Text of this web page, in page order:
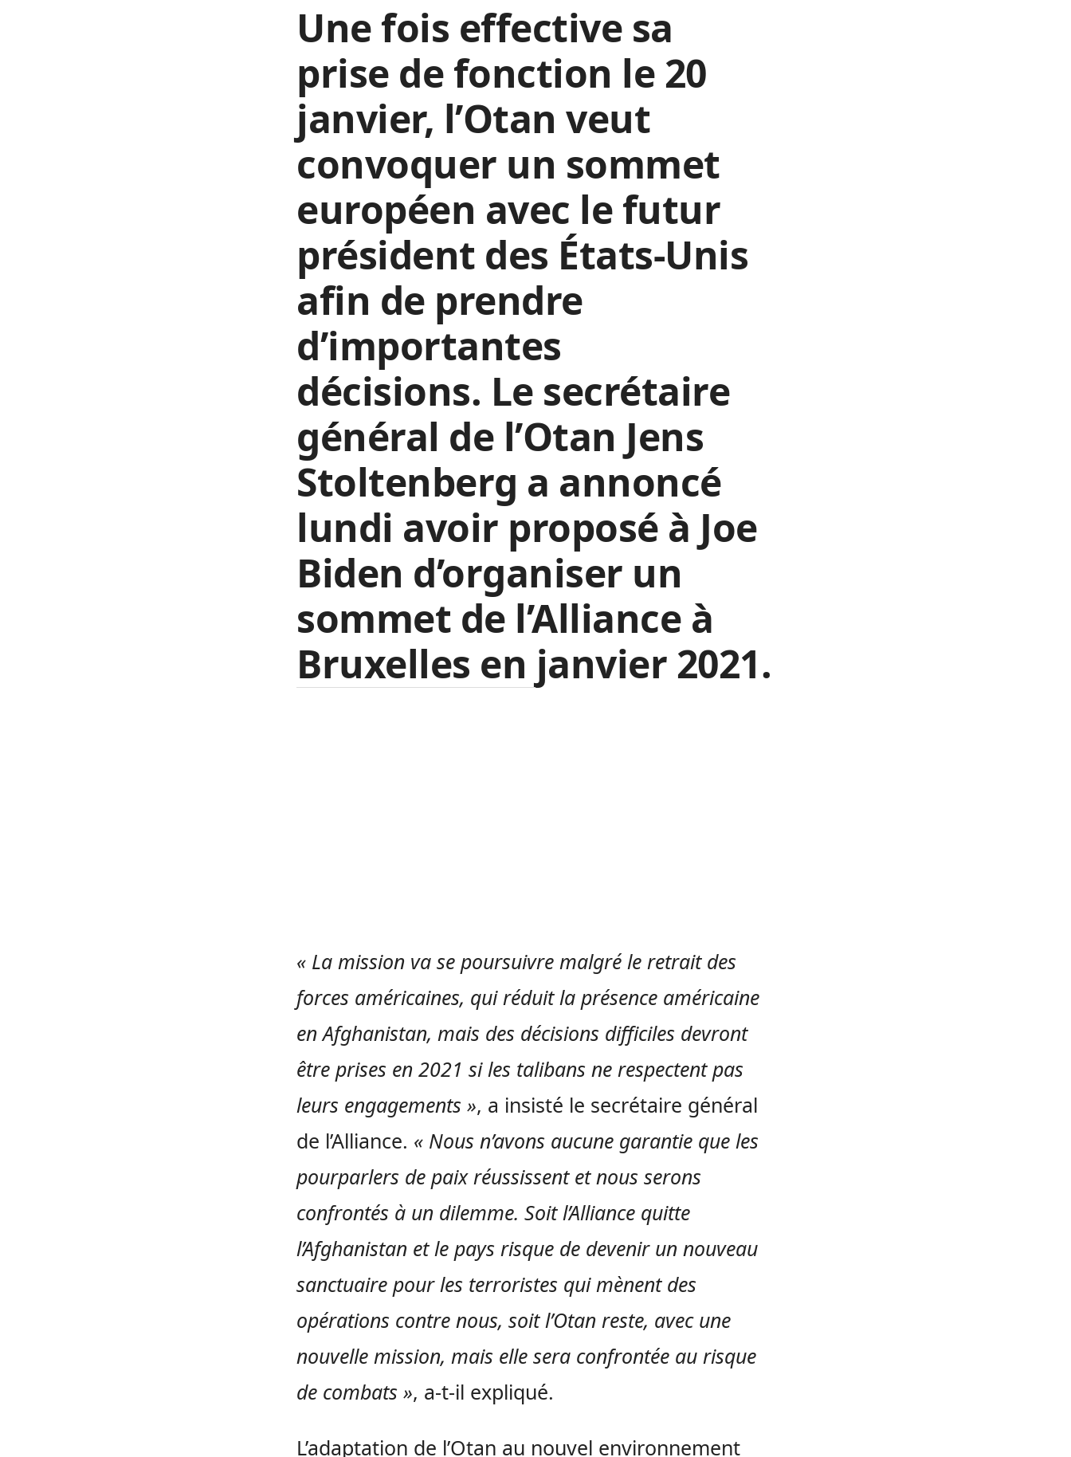
Une fois effective sa
prise de fonction le 20
janvier, l’Otan veut
convoquer un sommet
européen avec le futur
président des États-Unis
afin de prendre
d’importantes
décisions. Le secrétaire
général de l’Otan Jens
Stoltenberg a annoncé
lundi avoir proposé à Joe
Biden d’organiser un
sommet de l’Alliance à
Bruxelles en janvier 2021.
« La mission va se poursuivre malgré le retrait des
forces américaines, qui réduit la présence américaine
en Afghanistan, mais des décisions difficiles devront
être prises en 2021 si les talibans ne respectent pas
leurs engagements », a insisté le secrétaire général
de l’Alliance. « Nous n’avons aucune garantie que les
pourparlers de paix réussissent et nous serons
confrontés à un dilemme. Soit l’Alliance quitte
l’Afghanistan et le pays risque de devenir un nouveau
sanctuaire pour les terroristes qui mènent des
opérations contre nous, soit l’Otan reste, avec une
nouvelle mission, mais elle sera confrontée au risque
de combats », a-t-il expliqué.
L’adaptation de l’Otan au nouvel environnement